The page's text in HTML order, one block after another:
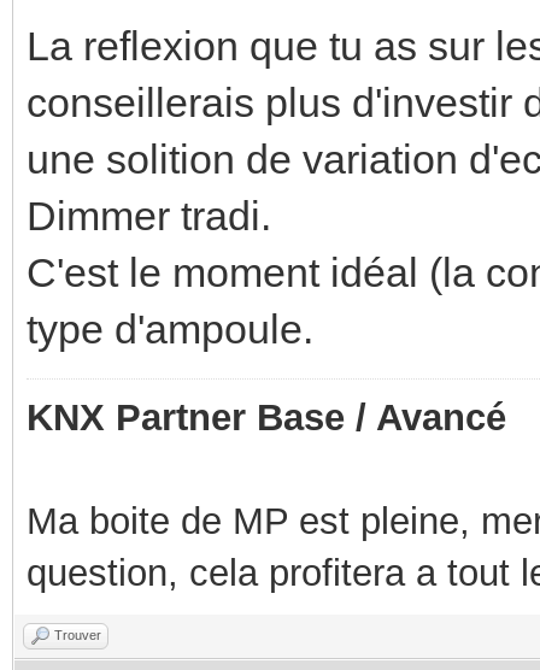
La reflexion que tu as sur
conseillerais plus d'investir
une solition de variation
Dimmer tradi.
C'est le moment idéal (la
type d'ampoule.
KNX Partner Base / Avancé
Ma boite de MP est pleine,
question, cela profitera a tout
Trouver